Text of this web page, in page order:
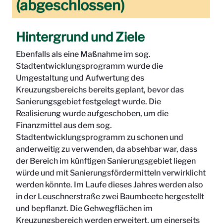
(abgeschlossen)
Hintergrund und Ziele
Ebenfalls als eine Maßnahme im sog.
Stadtentwicklungsprogramm wurde die
Umgestaltung und Aufwertung des
Kreuzungsbereichs bereits geplant, bevor das
Sanierungsgebiet festgelegt wurde. Die
Realisierung wurde aufgeschoben, um die
Finanzmittel aus dem sog.
Stadtentwicklungsprogramm zu schonen und
anderweitig zu verwenden, da absehbar war, dass
der Bereich im künftigen Sanierungsgebiet liegen
würde und mit Sanierungsfördermitteln verwirklicht
werden könnte. Im Laufe dieses Jahres werden also
in der Leuschnerstraße zwei Baumbeete hergestellt
und bepflanzt. Die Gehwegflächen im
Kreuzungsbereich werden erweitert, um einerseits